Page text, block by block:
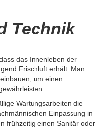
Technik
das Innenleben der
Frischluft erhält. Man
um einen
Wartungsarbeiten die
Einpassung in
frühzeitig einen Sanitär oder